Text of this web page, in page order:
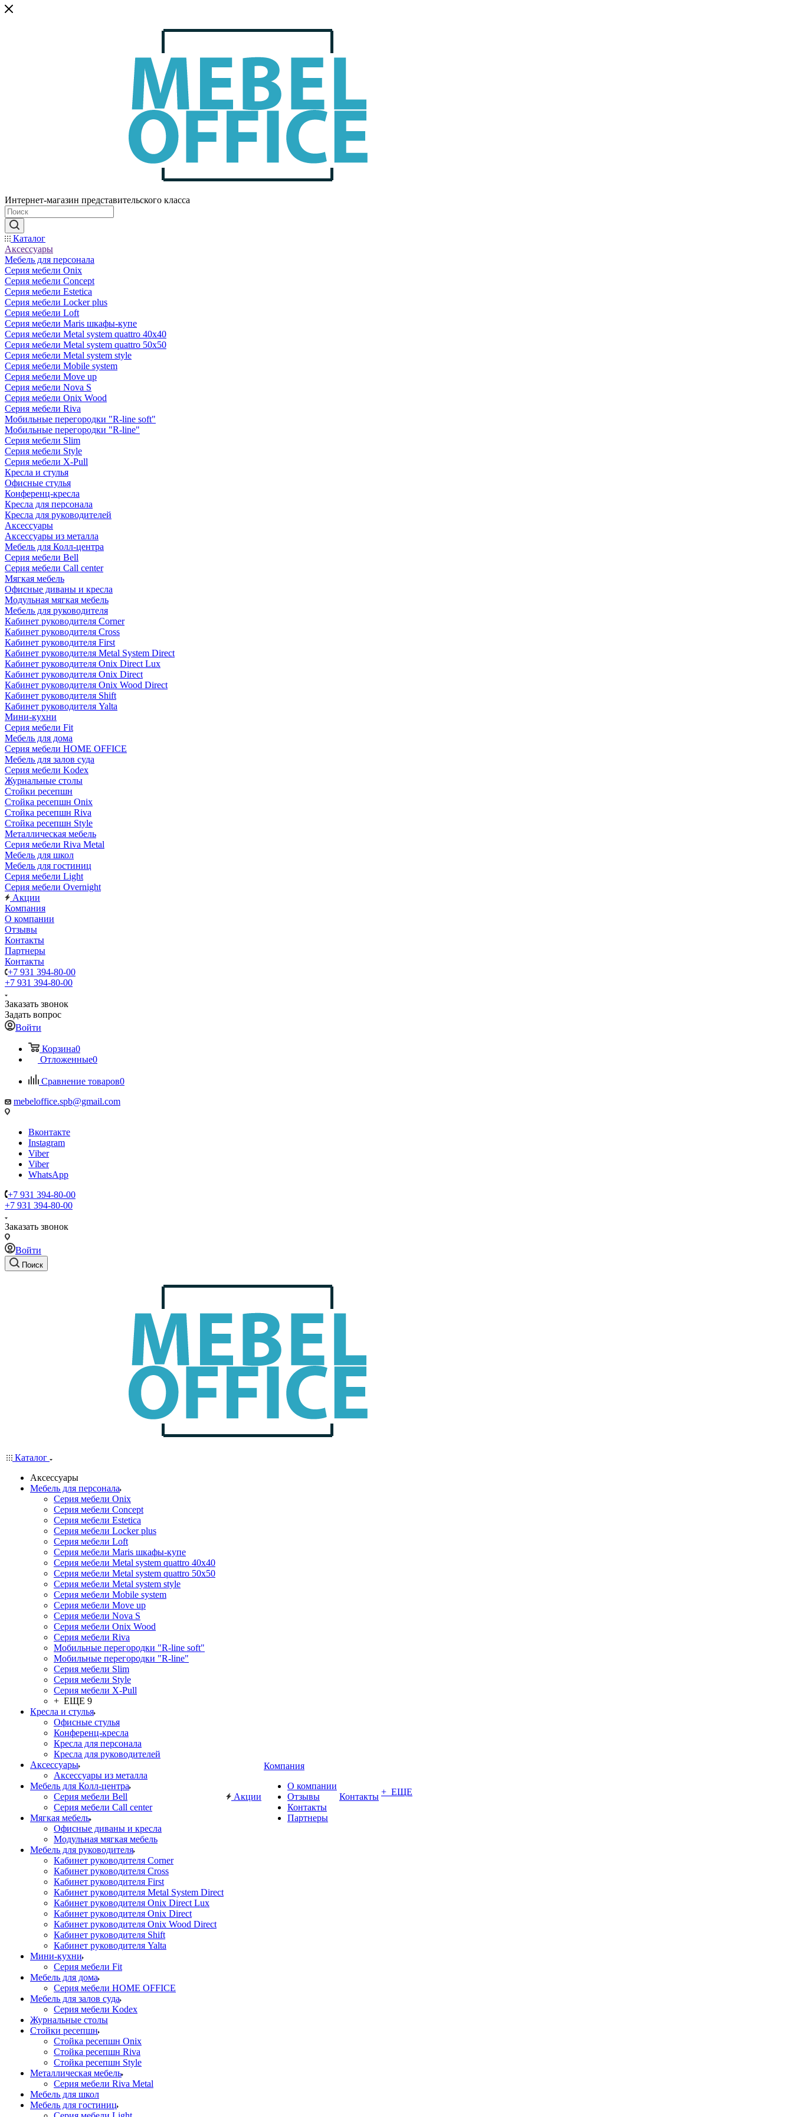
Интернет-магазин представительского класса
Каталог
Аксессуары
Мебель для персонала
Серия мебели Onix
Серия мебели Concept
Серия мебели Estetica
Серия мебели Locker plus
Серия мебели Loft
Серия мебели Maris шкафы-купе
Серия мебели Metal system quattro 40x40
Серия мебели Metal system quattro 50x50
Серия мебели Metal system style
Серия мебели Mobile system
Серия мебели Move up
Серия мебели Nova S
Серия мебели Onix Wood
Серия мебели Riva
Мобильные перегородки "R-line soft"
Мобильные перегородки "R-line"
Серия мебели Slim
Серия мебели Style
Серия мебели X-Pull
Кресла и стулья
Офисные стулья
Конференц-кресла
Кресла для персонала
Кресла для руководителей
Аксессуары
Аксессуары из металла
Мебель для Колл-центра
Серия мебели Bell
Серия мебели Call center
Мягкая мебель
Офисные диваны и кресла
Модульная мягкая мебель
Мебель для руководителя
Кабинет руководителя Corner
Кабинет руководителя Cross
Кабинет руководителя First
Кабинет руководителя Metal System Direct
Кабинет руководителя Onix Direct Lux
Кабинет руководителя Onix Direct
Кабинет руководителя Onix Wood Direct
Кабинет руководителя Shift
Кабинет руководителя Yalta
Мини-кухни
Серия мебели Fit
Мебель для дома
Серия мебели HOME OFFICE
Мебель для залов суда
Серия мебели Kodex
Журнальные столы
Стойки ресепшн
Стойка ресепшн Onix
Стойка ресепшн Riva
Стойка ресепшн Style
Металлическая мебель
Серия мебели Riva Metal
Мебель для школ
Мебель для гостиниц
Серия мебели Light
Серия мебели Overnight
Акции
Компания
О компании
Отзывы
Контакты
Партнеры
Контакты
+7 931 394-80-00
+7 931 394-80-00
Заказать звонок
Задать вопрос
Войти
Корзина0
Отложенные0
Сравнение товаров0
mebeloffice.spb@gmail.com
Вконтакте
Instagram
Viber
Viber
WhatsApp
+7 931 394-80-00
+7 931 394-80-00
Заказать звонок
Войти
Поиск
Каталог
Аксессуары
Мебель для персонала
Серия мебели Onix
Серия мебели Concept
Серия мебели Estetica
Серия мебели Locker plus
Серия мебели Loft
Серия мебели Maris шкафы-купе
Серия мебели Metal system quattro 40x40
Серия мебели Metal system quattro 50x50
Серия мебели Metal system style
Серия мебели Mobile system
Серия мебели Move up
Серия мебели Nova S
Серия мебели Onix Wood
Серия мебели Riva
Мобильные перегородки "R-line soft"
Мобильные перегородки "R-line"
Серия мебели Slim
Серия мебели Style
Серия мебели X-Pull
+ ЕЩЕ 9
Кресла и стулья
Офисные стулья
Конференц-кресла
Кресла для персонала
Кресла для руководителей
Аксессуары
Аксессуары из металла
Мебель для Колл-центра
Серия мебели Bell
Серия мебели Call center
Мягкая мебель
Офисные диваны и кресла
Модульная мягкая мебель
Мебель для руководителя
Кабинет руководителя Corner
Кабинет руководителя Cross
Кабинет руководителя First
Кабинет руководителя Metal System Direct
Кабинет руководителя Onix Direct Lux
Кабинет руководителя Onix Direct
Кабинет руководителя Onix Wood Direct
Кабинет руководителя Shift
Кабинет руководителя Yalta
Мини-кухни
Серия мебели Fit
Мебель для дома
Серия мебели HOME OFFICE
Мебель для залов суда
Серия мебели Kodex
Журнальные столы
Стойки ресепшн
Стойка ресепшн Onix
Стойка ресепшн Riva
Стойка ресепшн Style
Металлическая мебель
Серия мебели Riva Metal
Мебель для школ
Мебель для гостиниц
Акции
Компания
О компании
Отзывы
Контакты
Партнеры
Контакты + ЕЩЕ